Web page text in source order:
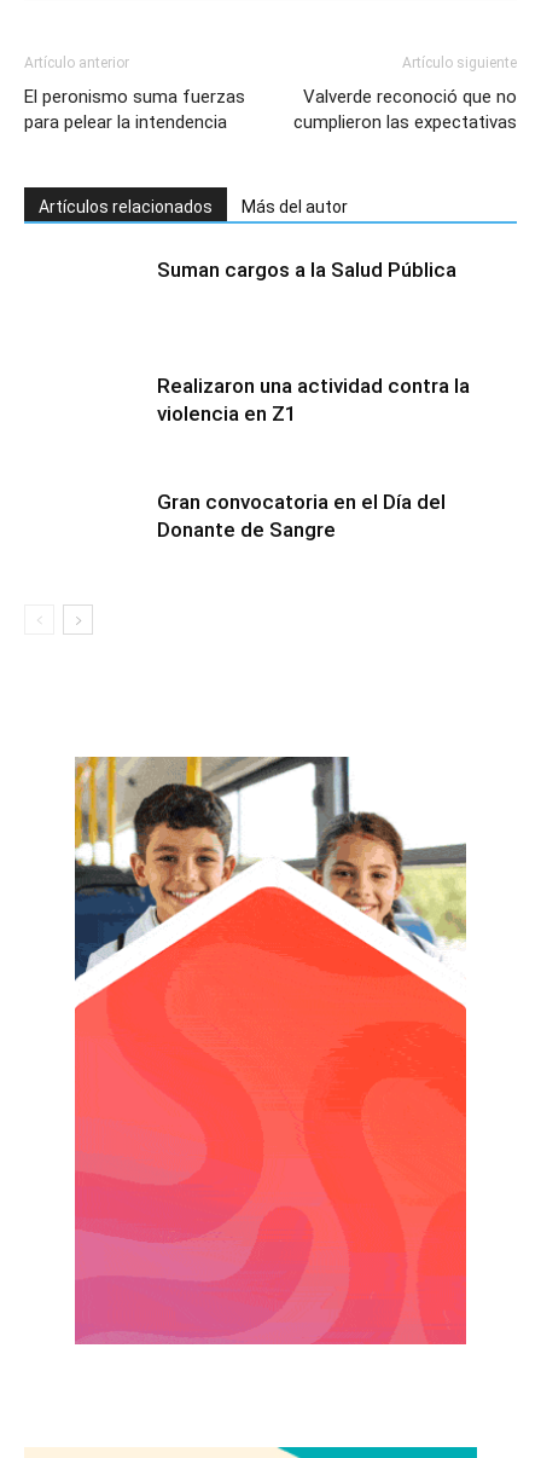
Artículo anterior
El peronismo suma fuerzas
para pelear la intendencia
Artículo siguiente
Valverde reconoció que no
cumplieron las expectativas
Artículos relacionados Más del autor
Suman cargos a la Salud Pública
Realizaron una actividad contra la
violencia en Z1
Gran convocatoria en el Día del
Donante de Sangre